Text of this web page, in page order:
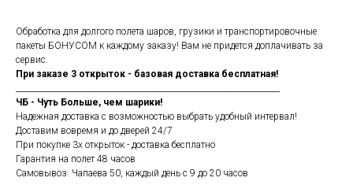
Обработка для долгого полета шаров, грузики и транспортировочные
пакеты БОНУСОМ к каждому заказу! Вам не придется доплачивать за
сервис.
При заказе 3 открыток - базовая доставка бесплатная!
ЧБ - Чуть Больше, чем шарики!
Надежная доставка с возможностью выбрать удобный интервал!
Доставим вовремя и до дверей 24/7
При покупке 3х открыток - доставка бесплатно
Гарантия на полет 48 часов
Самовывоз: Чапаева 50, каждый день с 9 до 20 часов